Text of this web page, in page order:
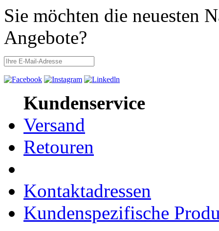
Sie möchten die neuesten
Angebote?
Kundenservice
Versand
Retouren
Kontaktadressen
Kundenspezifische